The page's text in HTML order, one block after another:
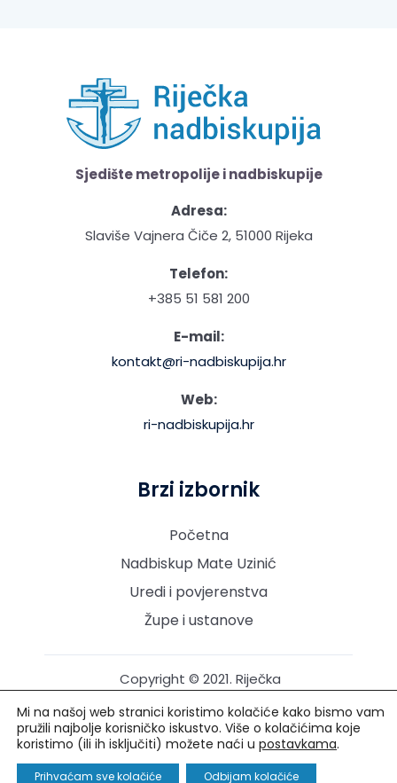
Sjedište metropolije i nadbiskupije
Adresa:
Slaviše Vajnera Čiče 2, 51000 Rijeka
Telefon:
+385 51 581 200
E-mail:
kontakt@ri-nadbiskupija.hr
Web:
ri-nadbiskupija.hr
Brzi izbornik
Početna
Nadbiskup Mate Uzinić
Uredi i povjerenstva
Župe i ustanove
Copyright © 2021. Riječka
pridržana.
Izrada i održavanje: Creative Media™
Mi na našoj web stranici koristimo kolačiće kako bismo vam
pružili najbolje korisničko iskustvo. Više o kolačićima koje
koristimo (ili ih isključiti) možete naći u postavkama.
Prihvaćam sve kolačiće Odbijam kolačiće